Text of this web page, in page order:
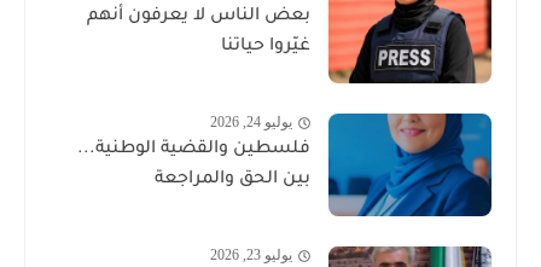
بعض الناس لا يعرفون أنهم
غيّروا حياتنا
يوليو 24, 2026
فلسطين والقضية الوطنية...
بين الحق والمراجعة
يوليو 23, 2026